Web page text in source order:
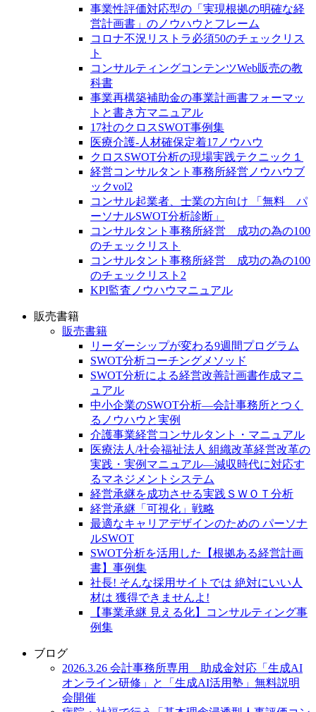
事業性評価対応型の「実現根拠の明確な経
営計画書」のノウハウとフレーム
コロナ不況リストラ必須50のチェックリス
ト
コンサルティングコンテンツWeb販売の教
科書
事業再構築補助金の事業計画書フォーマッ
トと書き方マニュアル
17社のクロスSWOT事例集
医療介護-人材確保定着17ノウハウ
クロスSWOT分析の現場実践テクニック１
経営コンサルタント事務所経営ノウハウブ
ックvol2
コンサル起業者、士業の方向け 「無料 パ
ーソナルSWOT分析診断」
コンサルタント事務所経営 成功の為の100
のチェックリスト
コンサルタント事務所経営 成功の為の100
のチェックリスト2
KPI監査ノウハウマニュアル
販売書籍
販売書籍
リーダーシップが変わる9週間プログラム
SWOT分析コーチングメソッド
SWOT分析による経営改善計画書作成マニ
ュアル
中小企業のSWOT分析―会計事務所とつく
るノウハウと実例
介護事業経営コンサルタント・マニュアル
医療法人/社会福祉法人 組織改革経営改革の
実践・実例マニュアル―減収時代に対応す
るマネジメントシステム
経営承継を成功させる実践ＳＷＯＴ分析
経営承継「可視化」戦略
最適なキャリアデザインのための パーソナ
ルSWOT
SWOT分析を活用した【根拠ある経営計画
書】事例集
社長! そんな採用サイトでは 絶対にいい人
材は 獲得できませんよ!
【事業承継 見える化】コンサルティング事
例集
ブログ
2026.3.26 会計事務所専用 助成金対応「生成AI
オンライン研修」と「生成AI活用塾」無料説明
会開催